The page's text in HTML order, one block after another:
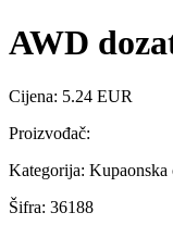
AWD
Cijena: 5.24 EUR
Proizvođač:
Kategorija: Kupaonska
Šifra: 36188